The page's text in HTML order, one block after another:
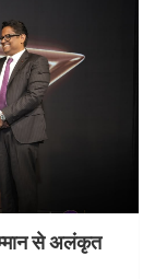
से अलंकृत